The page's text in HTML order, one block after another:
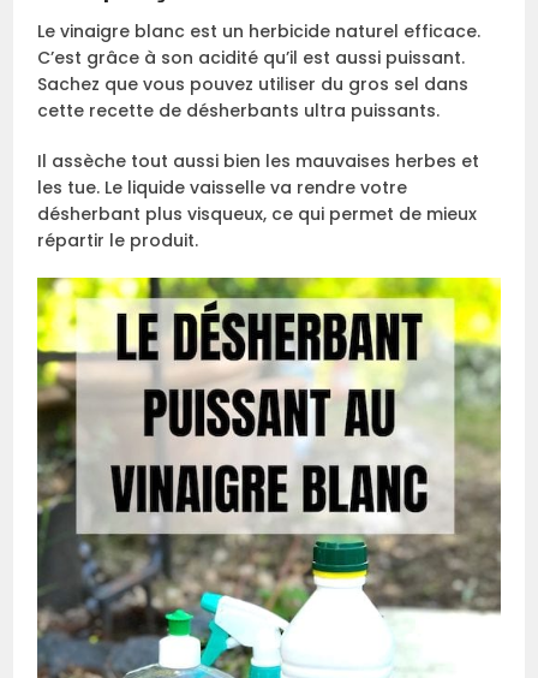
Le vinaigre blanc est un herbicide naturel efficace.
C’est grâce à son acidité qu’il est aussi puissant.
Sachez que vous pouvez utiliser du gros sel dans
cette recette de désherbants ultra puissants.
Il assèche tout aussi bien les mauvaises herbes et
les tue. Le liquide vaisselle va rendre votre
désherbant plus visqueux, ce qui permet de mieux
répartir le produit.